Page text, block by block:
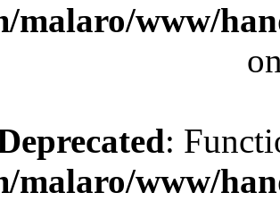
malaro/www/
:
malaro/www/